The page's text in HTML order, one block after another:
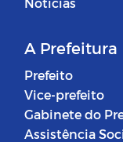
A Prefeitura
Prefeito
Vice-prefeito
Gabinete do
Assistência